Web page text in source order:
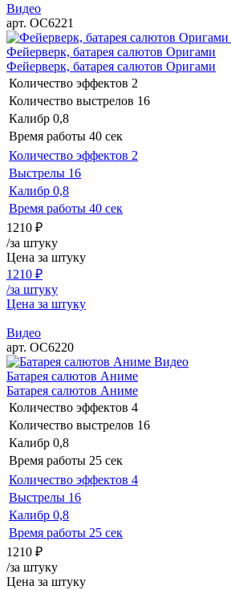
Видео
арт. ОС6221
Фейерверк, батарея салютов Оригами
Фейерверк, батарея салютов Оригами
Количество эффектов 2
Количество выстрелов 16
Калибр 0,8
Время работы 40 сек
Количество эффектов 2
Выстрелы 16
Калибр 0,8
Время работы 40 сек
1210 ₽
/за штуку
Цена за штуку
1210 ₽
/за штуку
Цена за штуку
Видео
арт. ОС6220
Видео
Батарея салютов Аниме
Батарея салютов Аниме
Количество эффектов 4
Количество выстрелов 16
Калибр 0,8
Время работы 25 сек
Количество эффектов 4
Выстрелы 16
Калибр 0,8
Время работы 25 сек
1210 ₽
/за штуку
Цена за штуку